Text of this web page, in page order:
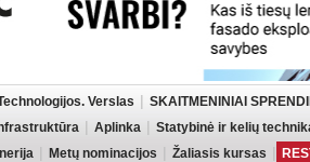
Verslas
SKAITMENINIAI
Aplinka
Statybinė ir kelių
Metų nominacijos Žaliasis kursas